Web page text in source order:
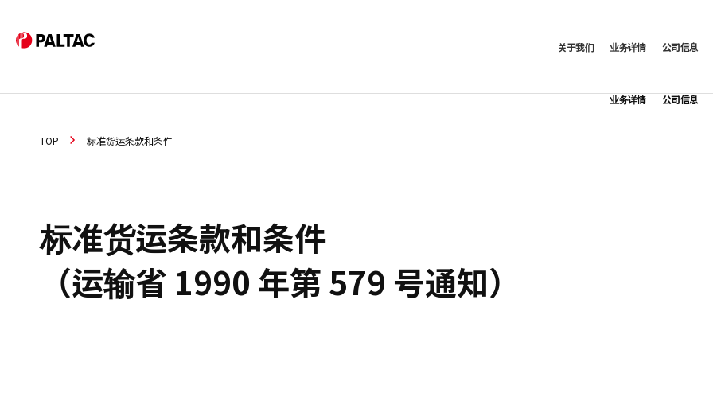
关于我们 业务详情
业务详情
公司信息
公司信息
TOP 标准货运条款和条件
标准货运条款和条件
（运输省 1990 年第 579 号通知）